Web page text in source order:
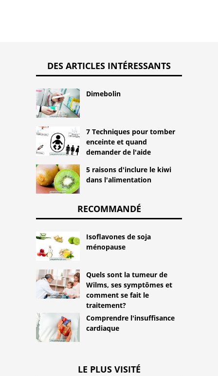
DES ARTICLES INTÉRESSANTS
Dimebolin
7 Techniques pour tomber
enceinte et quand
demander de l'aide
5 raisons d'inclure le kiwi
dans l'alimentation
RECOMMANDÉ
Isoflavones de soja
ménopause
Quels sont la tumeur de
Wilms, ses symptômes et
comment se fait le
traitement?
Comprendre l'insuffisance
cardiaque
LE PLUS VISITÉ